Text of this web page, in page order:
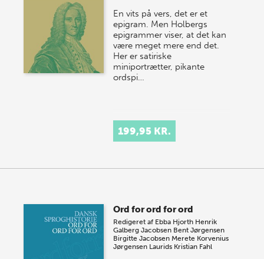
En vits på vers, det er et
epigram. Men Holbergs
epigrammer viser, at det kan
være meget mere end det.
Her er satiriske
miniportrætter, pikante
ordspi…
199,95 KR.
Ord for ord for ord
Redigeret af Ebba Hjorth Henrik
Galberg Jacobsen Bent Jørgensen
Birgitte Jacobsen Merete Korvenius
Jørgensen Laurids Kristian Fahl